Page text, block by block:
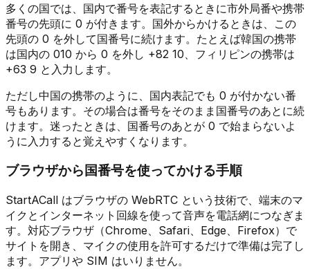
多くの国では、国内で番号を表記するときに市外局番や携帯
番号の先頭に 0 が付きます。国外からかけるときは、この
先頭の 0 を外して国番号に続けます。たとえば韓国の携帯
は国内の 010 から 0 を外し +82 10、フィリピンの携帯は
+63 9 と入力します。
ただし中国の携帯のように、国内表記でも 0 が付かない番
号もあります。その場合は番号をそのまま国番号のあとに続
けます。迷ったときは、国番号のあとが 0 で始まらないよ
うに入力すると覚えやすくなります。
ブラウザから国番号を使ってかける手順
StartACall はブラウザの WebRTC という技術で、端末のマ
イクとインターネット回線を使って音声を電話網につなぎま
す。対応ブラウザ（Chrome、Safari、Edge、Firefox）で
サイトを開き、マイクの使用を許可するだけで準備は完了し
ます。アプリや SIM はいりません。